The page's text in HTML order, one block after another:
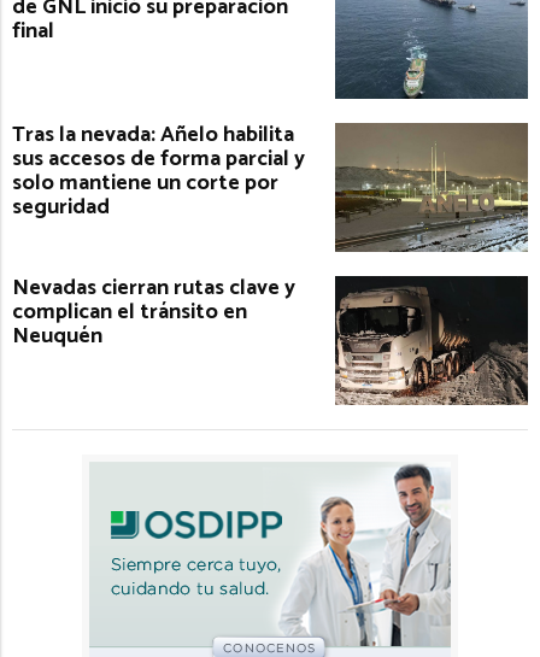
final
Tras la nevada: Añelo habilita
sus accesos de forma parcial y
solo mantiene un corte por
seguridad
Nevadas cierran rutas clave y
complican el tránsito en
Neuquén